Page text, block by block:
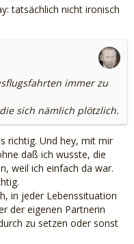
tatsächlich nicht ironisch
immer zu
sich nämlich plötzlich.
richtig. Und hey, mit mir
daß ich wusste, die
weil ich einfach da war.
in jeder Lebenssituation
der eigenen Partnerin
zu setzen oder sonst